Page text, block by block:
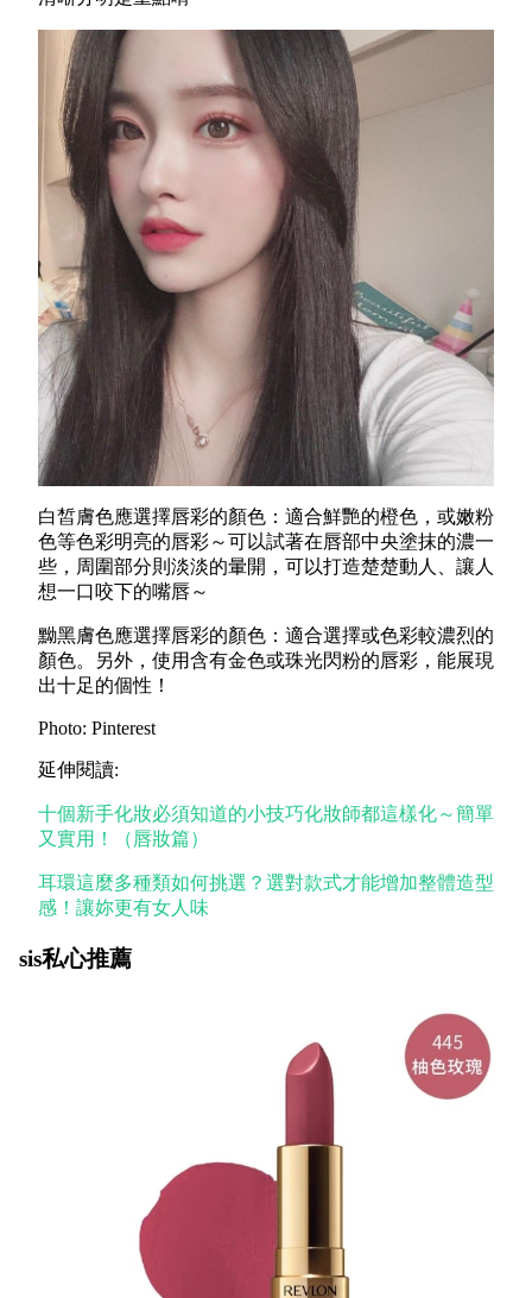
白皙膚色應選擇唇彩的顏色：適合鮮艷的橙色，或嫩粉
色等色彩明亮的唇彩～可以試著在唇部中央塗抹的濃一
些，周圍部分則淡淡的暈開，可以打造楚楚動人、讓人
想一口咬下的嘴唇～
黝黑膚色應選擇唇彩的顏色：適合選擇或色彩較濃烈的
顏色。另外，使用含有金色或珠光閃粉的唇彩，能展現
出十足的個性！
Photo: Pinterest
延伸閱讀:
十個新手化妝必須知道的小技巧化妝師都這樣化～簡單
又實用！（唇妝篇）
耳環這麼多種類如何挑選？選對款式才能增加整體造型
感！讓妳更有女人味
sis私心推薦